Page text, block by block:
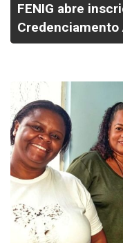
FENIG abre